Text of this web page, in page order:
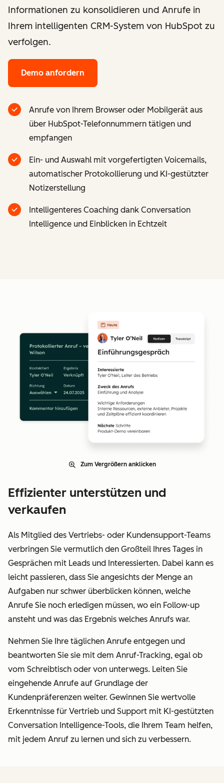
Informationen zu konsolidieren und Anrufe in
Ihrem intelligenten CRM-System von HubSpot zu
verfolgen.
Demo anfordern
Anrufe von Ihrem Browser oder Mobilgerät aus
über HubSpot-Telefonnummern tätigen und
empfangen
Ein- und Auswahl mit vorgefertigten Voicemails,
automatischer Protokollierung und KI-gestützter
Notizerstellung
Intelligenteres Coaching dank Conversation
Intelligence und Einblicken in Echtzeit
Zum Vergrößern anklicken
Effizienter unterstützen und
verkaufen
Als Mitglied des Vertriebs- oder Kundensupport-Teams
verbringen Sie vermutlich den Großteil Ihres Tages in
Gesprächen mit Leads und Interessierten. Dabei kann es
leicht passieren, dass Sie angesichts der Menge an
Aufgaben nur schwer überblicken können, welche
Anrufe Sie noch erledigen müssen, wo ein Follow-up
ansteht und was das Ergebnis welches Anrufs war.
Nehmen Sie Ihre täglichen Anrufe entgegen und
beantworten Sie sie mit dem Anruf-Tracking, egal ob
vom Schreibtisch oder von unterwegs. Leiten Sie
eingehende Anrufe auf Grundlage der
Kundenpräferenzen weiter. Gewinnen Sie wertvolle
Erkenntnisse für Vertrieb und Support mit KI-gestützten
Conversation Intelligence-Tools, die Ihrem Team helfen,
mit jedem Anruf zu lernen und sich zu verbessern.